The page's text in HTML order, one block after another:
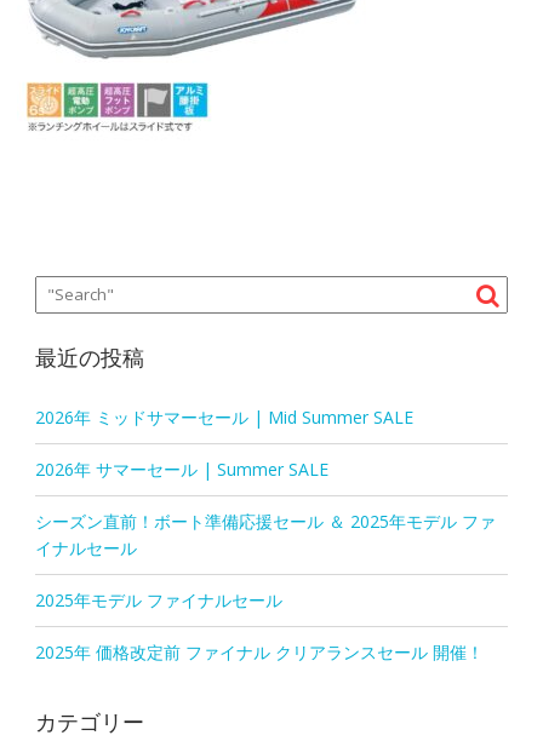
最近の投稿
2026年 ミッドサマーセール | Mid Summer SALE
2026年 サマーセール | Summer SALE
シーズン直前！ボート準備応援セール ＆ 2025年モデル ファ
イナルセール
2025年モデル ファイナルセール
2025年 価格改定前 ファイナル クリアランスセール 開催！
カテゴリー